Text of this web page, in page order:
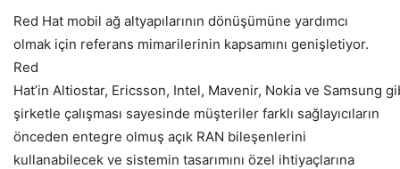
Red Hat mobil ağ altyapılarının dönüşümüne yardımcı
olmak için referans mimarilerinin kapsamını genişletiyor.
Red
Hat’in Altiostar, Ericsson, Intel, Mavenir, Nokia ve Samsung
şirketle çalışması sayesinde müşteriler farklı sağlayıcıların
önceden entegre olmuş açık RAN bileşenlerini
kullanabilecek ve sistemin tasarımını özel ihtiyaçlarına